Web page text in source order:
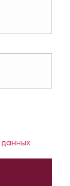
данных